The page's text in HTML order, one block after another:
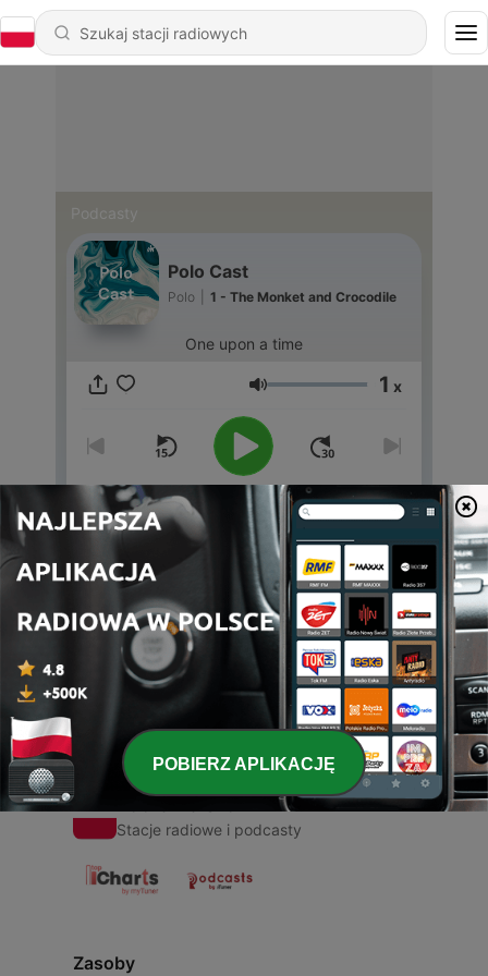
Podcasty
Polo Cast
Polo 1 - The Monket and Crocodile
One upon a time
Głośność 1 x
00:00 00:00
Odcinki
1 - The Monket and Crocodile
02 sie 2021
Stacje radiowe i podcasty
Zasoby
POBIERZ APLIKACJĘ